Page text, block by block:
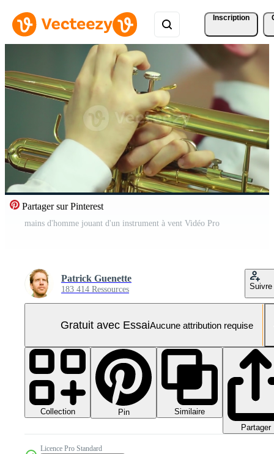
Inscription
Partager sur Pinterest
mains d'homme jouant d'un instrument à vent Vidéo Pro
Patrick Guenette
183 414 Ressources Suivre
Gratuit avec EssaiAucune attribution requise
Collection Pin
Similaire
Partager
Licence Pro Standard